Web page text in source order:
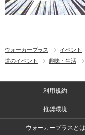
ウォーカープラス イベント
道のイベント
趣味・生活
利用規約
推奨環境
ウォーカープラスとは